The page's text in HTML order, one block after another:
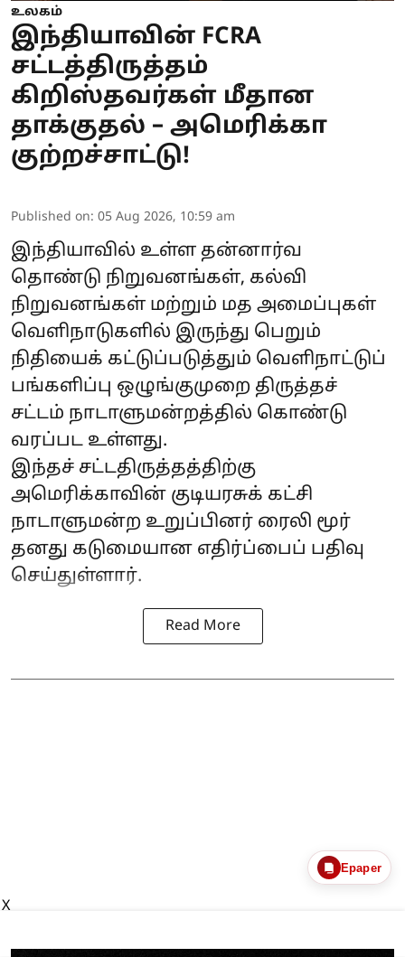
உலகம்
இந்தியாவின் FCRA
சட்டத்திருத்தம்
கிறிஸ்தவர்கள் மீதான
தாக்குதல் – அமெரிக்கா
குற்றச்சாட்டு!
Published on: 05 Aug 2026, 10:59 am
இந்தியாவில் உள்ள தன்னார்வ
தொண்டு நிறுவனங்கள், கல்வி
நிறுவனங்கள் மற்றும் மத அமைப்புகள்
வெளிநாடுகளில் இருந்து பெறும்
நிதியைக் கட்டுப்படுத்தும் வெளிநாட்டுப்
பங்களிப்பு ஒழுங்குமுறை திருத்தச்
சட்டம் நாடாளுமன்றத்தில் கொண்டு
வரப்பட உள்ளது.
இந்தச் சட்டதிருத்தத்திற்கு
அமெரிக்காவின் குடியரசுக் கட்சி
நாடாளுமன்ற உறுப்பினர் ரைலி மூர்
தனது கடுமையான எதிர்ப்பைப் பதிவு
செய்துள்ளார்.
Read More
Epaper
X